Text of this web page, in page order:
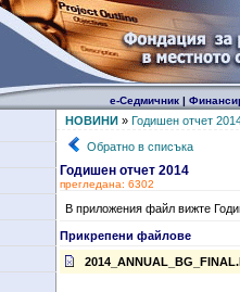
е-Седмичник|
НОВИНИ» Годишен отчет
Обратно в списъка
Годишен отчет 2014
прегледана: 6302
В приложения файл вижте
Прикрепени файлове